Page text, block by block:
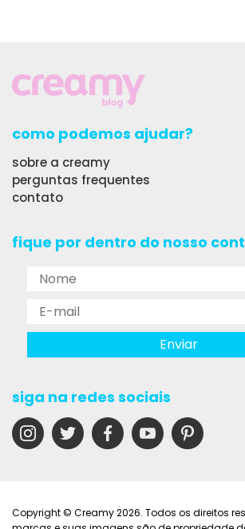
como podemos ajudar?
sobre a creamy
perguntas frequentes
contato
fique por dentro do nosso
siga na redes sociais
Copyright © Creamy 2026. Todos os direitos